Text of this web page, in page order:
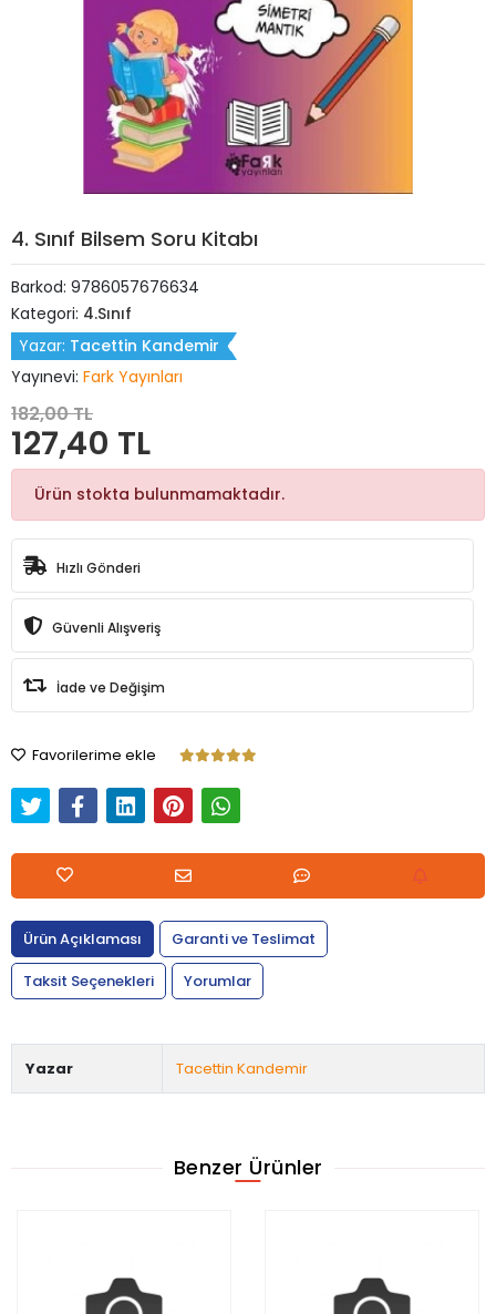
4. Sınıf Bilsem Soru Kitabı
Barkod: 9786057676634
Kategori: 4.Sınıf
Yazar: Tacettin Kandemir
Yayınevi: Fark Yayınları
182,00 TL
127,40 TL
Ürün stokta bulunmamaktadır.
Hızlı Gönderi
Güvenli Alışveriş
İade ve Değişim
Favorilerime ekle
Ürün Açıklaması
Garanti ve Teslimat
Taksit Seçenekleri
Yorumlar
Yazar Tacettin Kandemir
Benzer Ürünler